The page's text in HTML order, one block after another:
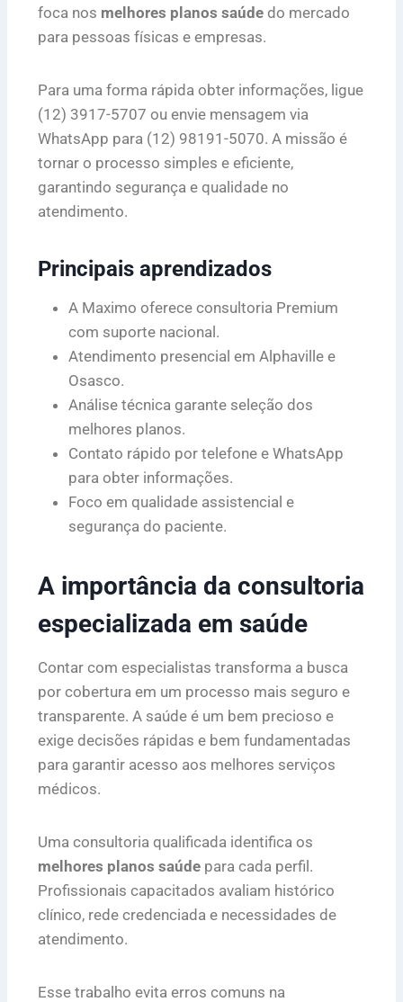
foca nos melhores planos saúde do mercado
para pessoas físicas e empresas.
Para uma forma rápida obter informações, ligue
(12) 3917-5707 ou envie mensagem via
WhatsApp para (12) 98191-5070. A missão é
tornar o processo simples e eficiente,
garantindo segurança e qualidade no
atendimento.
Principais aprendizados
A Maximo oferece consultoria Premium
com suporte nacional.
Atendimento presencial em Alphaville e
Osasco.
Análise técnica garante seleção dos
melhores planos.
Contato rápido por telefone e WhatsApp
para obter informações.
Foco em qualidade assistencial e
segurança do paciente.
A importância da consultoria
especializada em saúde
Contar com especialistas transforma a busca
por cobertura em um processo mais seguro e
transparente. A saúde é um bem precioso e
exige decisões rápidas e bem fundamentadas
para garantir acesso aos melhores serviços
médicos.
Uma consultoria qualificada identifica os
melhores planos saúde para cada perfil.
Profissionais capacitados avaliam histórico
clínico, rede credenciada e necessidades de
atendimento.
Esse trabalho evita erros comuns na